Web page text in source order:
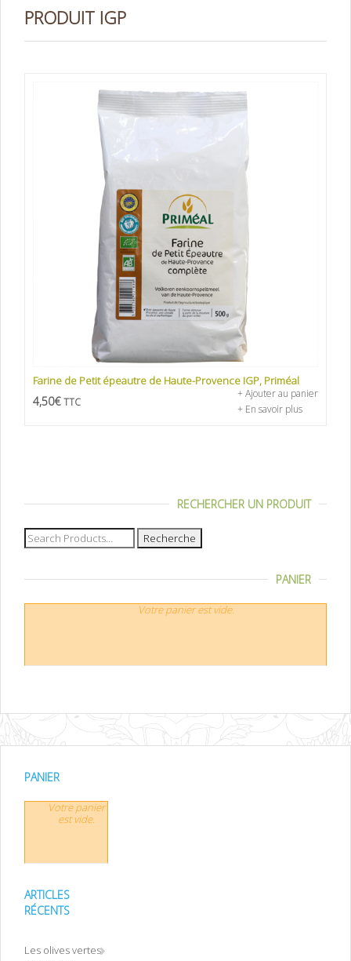
PRODUIT IGP
Farine de Petit épeautre de Haute-Provence IGP, Priméal
4,50€ TTC
+ Ajouter au panier
+ En savoir plus
RECHERCHER UN PRODUIT
Recherche
pour :
PANIER
Votre panier est vide.
PANIER
Votre panier
est vide.
ARTICLES
RÉCENTS
Les olives vertes